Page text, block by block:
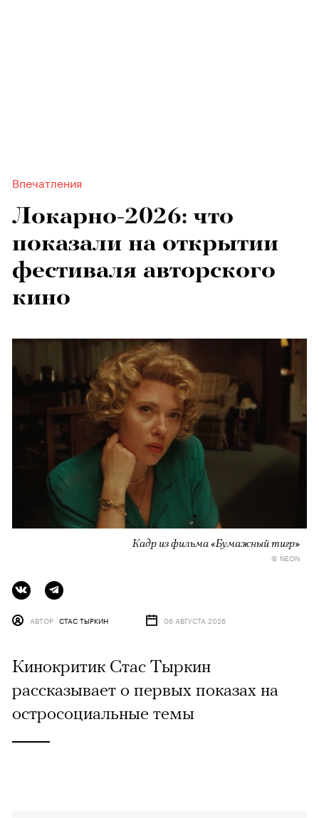
Впечатления
Локарно-2026: что
показали на открытии
фестиваля авторского
кино
Кадр из фильма «Бумажный тигр»
© NEON
АВТОР СТАС ТЫРКИН 06 АВГУСТА 2026
Кинокритик Стас Тыркин
рассказывает о первых показах на
остросоциальные темы